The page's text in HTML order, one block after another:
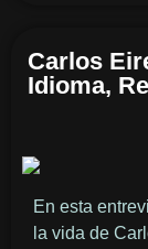
Carlos
Idioma,
En esta
la vida de